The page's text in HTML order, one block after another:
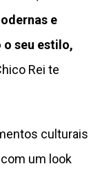
e
seu estilo,
Rei te
culturais
um look